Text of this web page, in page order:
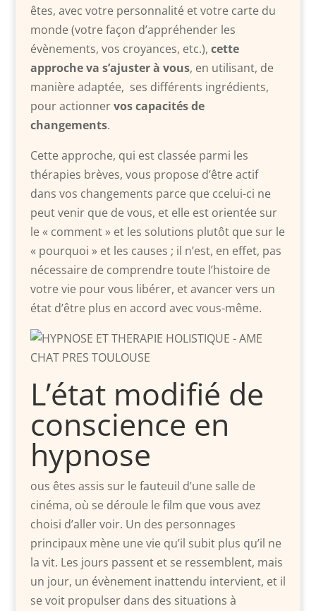
êtes, avec votre personnalité et votre carte du
monde (votre façon d’appréhender les
évènements, vos croyances, etc.), cette
approche va s’ajuster à vous, en utilisant, de
manière adaptée, ses différents ingrédients,
pour actionnervos capacités de
changements.
Cette approche, qui est classée parmi les
thérapies brèves, vous propose d’être actif
dans vos changements parce que ccelui-ci ne
peut venir que de vous, et elle est orientée sur
le « comment » et les solutions plutôt que sur le
« pourquoi » et les causes ; il n’est, en effet, pas
nécessaire de comprendre toute l’histoire de
votre vie pour vous libérer, et avancer vers un
état d’être plus en accord avec vous-même.
L’état modifié de
conscience en
hypnose
ous êtes assis sur le fauteuil d’une salle de
cinéma, où se déroule le film que vous avez
choisi d’aller voir. Un des personnages
principaux mène une vie qu’il subit plus qu’il ne
la vit. Les jours passent et se ressemblent, mais
un jour, un évènement inattendu intervient, et il
se voit propulser dans des situations à